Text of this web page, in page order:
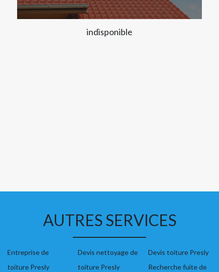
indisponible
AUTRES SERVICES
Entreprise de
toiture Presly
Devis nettoyage de
toiture Presly
Devis toiture Presly
Recherche fuite de